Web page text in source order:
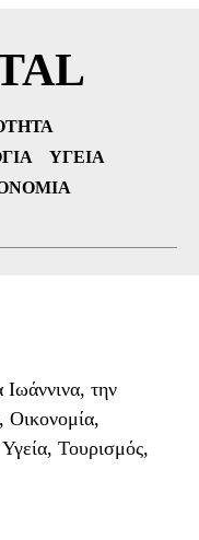
ΥΓΕΊΑ
Ιωάννινα, την
Οικονομία,
Τουρισμός,